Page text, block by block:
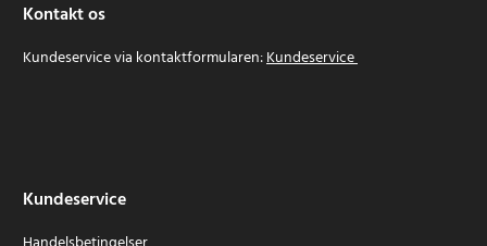
Kontakt os
Kundeservice via kontaktformularen:Kundeservice
Kundeservice